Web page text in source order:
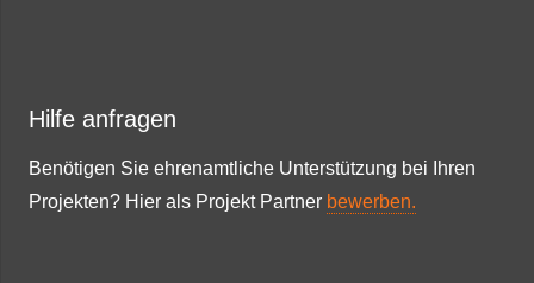
Hilfe anfragen
Benötigen Sie ehrenamtliche Unterstützung bei Ihren
Projekten? Hier als Projekt Partner bewerben.